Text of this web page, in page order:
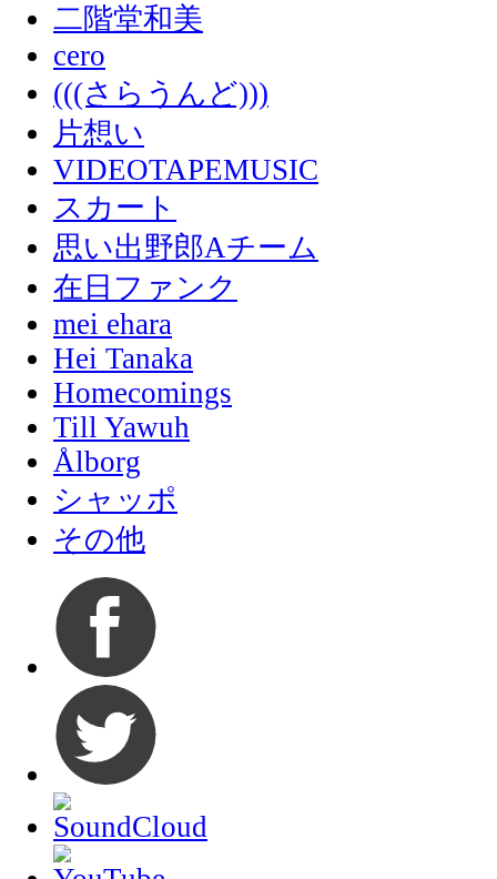
二階堂和美
cero
(((さらうんど)))
片想い
VIDEOTAPEMUSIC
スカート
思い出野郎Aチーム
在日ファンク
mei ehara
Hei Tanaka
Homecomings
Till Yawuh
Ålborg
シャッポ
その他